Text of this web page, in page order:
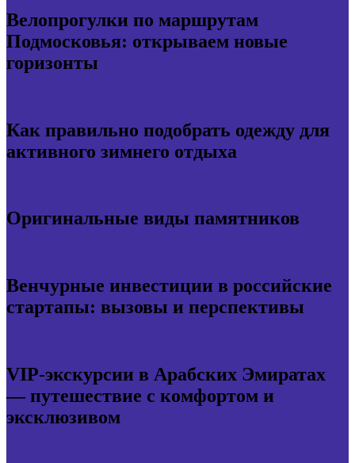
Велопрогулки по маршрутам
Подмосковья: открываем новые
горизонты
Как правильно подобрать одежду для
активного зимнего отдыха
Оригинальные виды памятников
Венчурные инвестиции в российские
стартапы: вызовы и перспективы
VIP-экскурсии в Арабских Эмиратах
— путешествие с комфортом и
эксклюзивом